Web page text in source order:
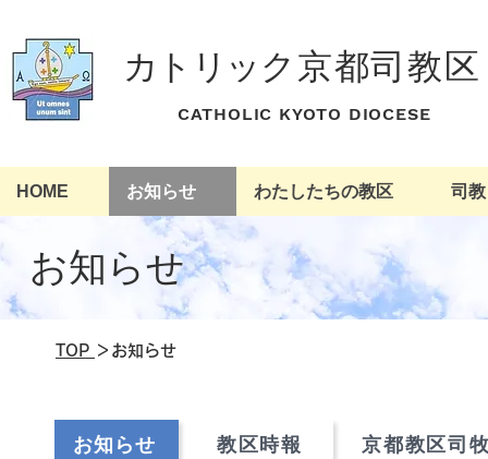
カトリッ ク京都司教区
​ CATHOLIC KYOTO DIOCESE
HOME お知らせ わたしたちの教区 司教
​お知らせ
​TOP ＞お知らせ
お知らせ 教区時報 京都教区司